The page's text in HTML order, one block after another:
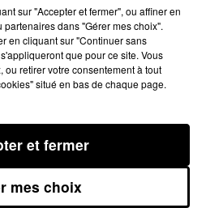
sec
DU 01/05/2024 À
sur "Accepter et fermer", ou affiner en
dans "Gérer mes choix".
en cliquant sur "Continuer sans
que pour ce site. Vous
ou retirer votre consentement à tout
situé en bas de chaque page.
mes choix
et fermer